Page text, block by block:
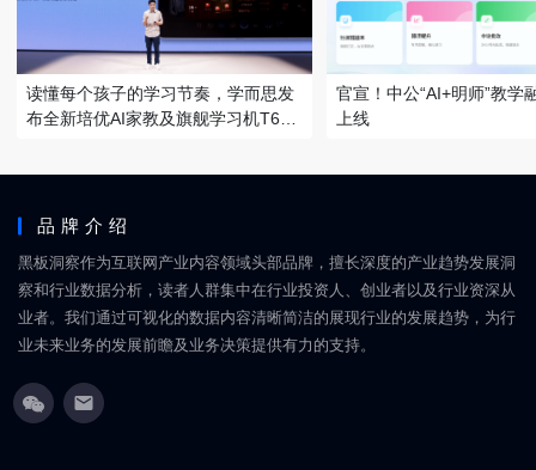
读懂每个孩子的学习节奏，学而思发
布全新培优AI家教及旗舰学习机T6系
官宣！中公“AI+明师”教学
上线
品牌介绍
黑板洞察作为互联网产业内容领域头部品牌，擅长深度的产业趋势发展洞
察和行业数据分析，读者人群集中在行业投资人、创业者以及行业资深从
业者。我们通过可视化的数据内容清晰简洁的展现行业的发展趋势，为行
业未来业务的发展前瞻及业务决策提供有力的支持。